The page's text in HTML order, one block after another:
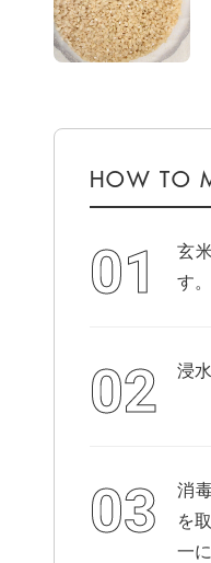
玄
す
浸
消
を
一